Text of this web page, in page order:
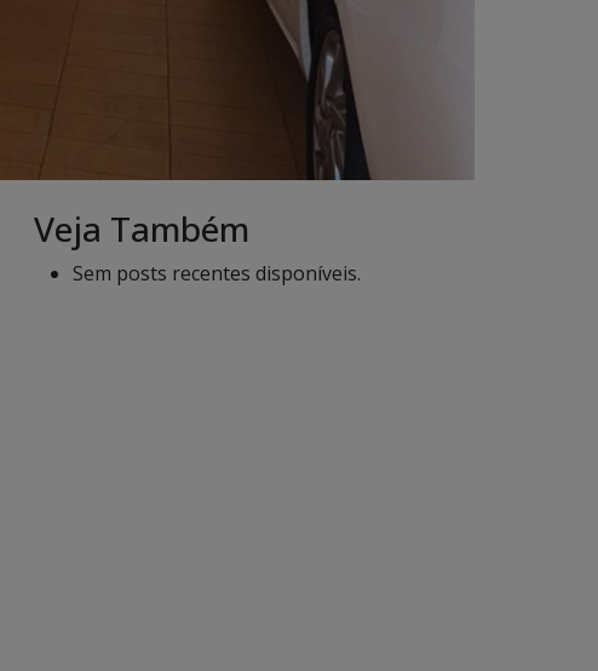
Veja Também
Sem posts recentes disponíveis.